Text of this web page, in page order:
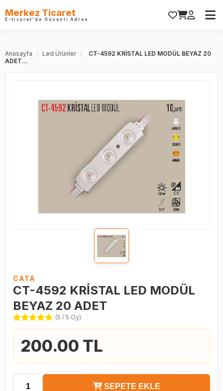
Merkez Ticaret
E-ticaret'de Güvenli Adres
Anasayfa / Led Ürünler /
CT-4592 KRİSTAL LED MODÜL BEYAZ 20
ADET...
CATA
CT-4592 KRİSTAL LED MODÜL
BEYAZ 20 ADET
(5 / 5 Oy)
200.00 TL
SEPETE EKLE